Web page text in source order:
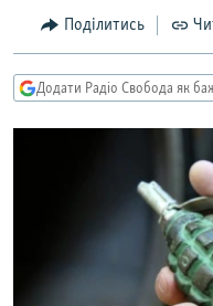
Перейти
до
пошуку
СУСПІЛЬСТВО
ДОНБАС.РЕАЛІЇ
ТИ ЯК?
КИТАЙ.ВИКЛИКИ
МУЛЬТИМЕДІА
Поділитись
Додати Радіо Свобода як